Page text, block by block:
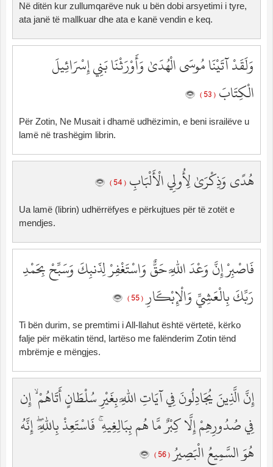
Në ditën kur zullumqarëve nuk u bën dobi arsyetimi i tyre,
ata janë të mallkuar dhe ata e kanë vendin e keq.
وَلَقَدْ آتَيْنَا مُوسَى الْهُدَىٰ وَأَوْرَثْنَا بَنِي إِسْرَائِيلَ
الْكِتَابَ ( 53 )
Për Zotin, Ne Musait i dhamë udhëzimin, e beni israilëve u
lamë në trashëgim librin.
هُدًى وَذِكْرَىٰ لِأُولِي الْأَلْبَابِ ( 54 )
Ua lamë (librin) udhërrëfyes e përkujtues për të zotët e
mendjes.
فَاصْبِرْ إِنَّ وَعْدَ اللَّهِ حَقٌّ وَاسْتَغْفِرْ لِذَنبِكَ وَسَبِّحْ بِحَمْدِ
رَبِّكَ بِالْعَشِيِّ وَالْإِبْكَارِ( 55 )
Ti bën durim, se premtimi i All-llahut është vërtetë, kërko
falje për mëkatin tënd, lartëso me falënderim Zotin tënd
mbrëmje e mëngjes.
إِنَّ الَّذِينَ يُجَادِلُونَ فِي آيَاتِ اللَّهِ بِغَيْرِ سُلْطَانٍ أَتَاهُمْ ۙ إِن
فِي صُدُورِهِمْ إِلَّا كِبْرٌ مَّا هُم بِبَالِغِيهِ ۚ فَاسْتَعِذْ بِاللَّهِ ۖ إِنَّهُ
هُوَ السَّمِيعُ الْبَصِيرُ( 56 )